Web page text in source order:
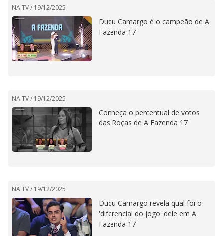
NA TV / 19/12/2025
Dudu Camargo é o campeão de A
Fazenda 17
NA TV / 19/12/2025
Conheça o percentual de votos
das Roças de A Fazenda 17
NA TV / 19/12/2025
Dudu Camargo revela qual foi o
'diferencial do jogo' dele em A
Fazenda 17